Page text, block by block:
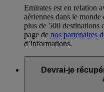
Emirates est en relation
aériennes dans le
plus de 500 destinations
page de nos partenaires
d’informations.
Devrai-je